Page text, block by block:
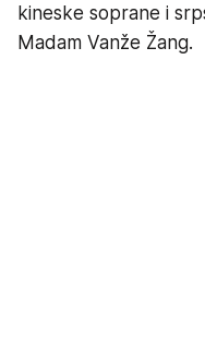
kineske soprane i
Madam Vanže Žang.